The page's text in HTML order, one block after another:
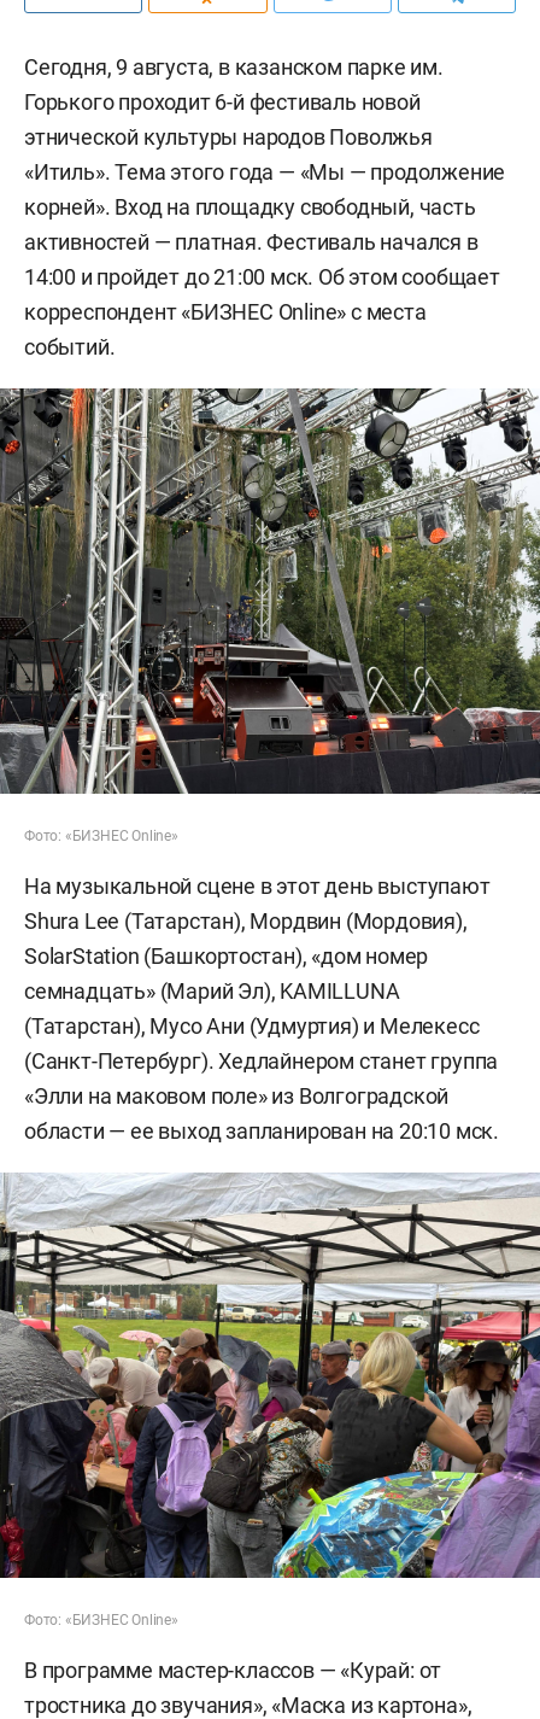
Сегодня, 9 августа, в казанском парке им.
Горького проходит 6-й фестиваль новой
этнической культуры народов Поволжья
«Итиль». Тема этого года — «Мы — продолжение
корней». Вход на площадку свободный, часть
активностей — платная. Фестиваль начался в
14:00 и пройдет до 21:00 мск. Об этом сообщает
корреспондент «БИЗНЕС Online» с места
событий.
Фото: «БИЗНЕС Online»
На музыкальной сцене в этот день выступают
Shura Lee (Татарстан), Мордвин (Мордовия),
SolarStation (Башкортостан), «дом номер
семнадцать» (Марий Эл), KAMILLUNA
(Татарстан), Мусо Ани (Удмуртия) и Мелекесс
(Санкт-Петербург). Хедлайнером станет группа
«Элли на маковом поле» из Волгоградской
области — ее выход запланирован на 20:10 мск.
Фото: «БИЗНЕС Online»
В программе мастер-классов — «Курай: от
тростника до звучания», «Маска из картона»,